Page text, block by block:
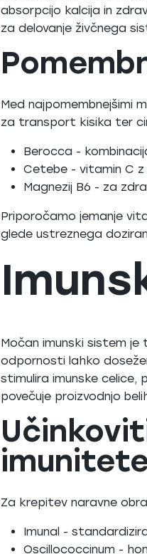
absorpcijo kalcija in
za delovanje živčnega
Med najpomembnejšimi
za transport kisika ter
Berocca -
Cetebe - vitamin C
Magnezij B6 - za
Priporočamo jemanje
glede ustreznega
Močan imunski sistem
odpornosti lahko
stimulira imunske celice,
povečuje proizvodnjo
Za krepitev naravne
Imunal -
Oscillococcinum -